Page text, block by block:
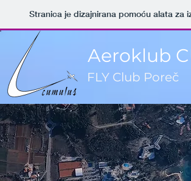
Stranica je dizajnirana pomoću alata za
Aeroklub
FLY Club Poreč